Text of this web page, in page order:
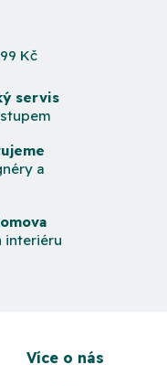
Kč
servis
a
interiéru
Více o nás